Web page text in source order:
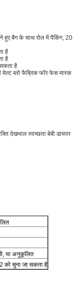
हुए बैग के साथ रोल में पैकिंग, 20
है
है
है
मेल्ट ब्लो फैब्रिक फॉर फेस मास्क
देखभाल स्वच्छता बेबी डायपर
या अनुकूलित
को चुना जा सकता है